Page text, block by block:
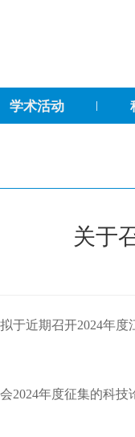
学术活动
关于
于近期召开2024年
2024年度征集的科技